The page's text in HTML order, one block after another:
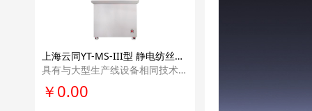
上海云同YT-MS-III型 静电纺丝实验室设备纳米纤维科研单位实验室设备仪器
具有与大型生产线设备相同技术的螺旋无针纺纳米 纤维发生系统。该设备采用两个螺杆作为纺丝电极进行纺丝，可方便快捷的调节两个纺 丝电极的间距，以及与接收极的间距。
￥0.00